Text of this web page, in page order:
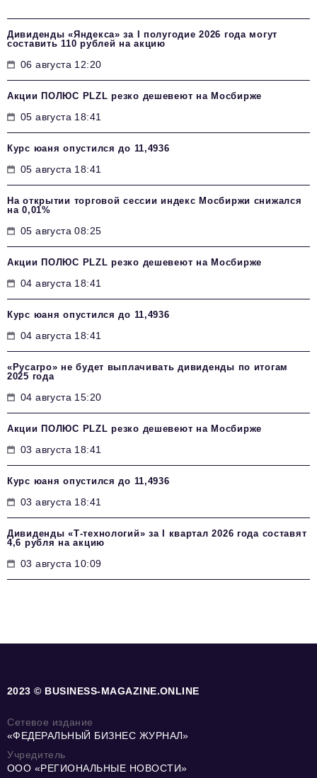
Дивиденды «Яндекса» за I полугодие 2026 года могут
составить 110 рублей на акцию
06 августа 12:20
Акции ПОЛЮС PLZL резко дешевеют на Мосбирже
05 августа 18:41
Курс юаня опустился до 11,4936
05 августа 18:41
На открытии торговой сессии индекс Мосбиржи снижался
на 0,01%
05 августа 08:25
Акции ПОЛЮС PLZL резко дешевеют на Мосбирже
04 августа 18:41
Курс юаня опустился до 11,4936
04 августа 18:41
«Русагро» не будет выплачивать дивиденды по итогам
2025 года
04 августа 15:20
Акции ПОЛЮС PLZL резко дешевеют на Мосбирже
03 августа 18:41
Курс юаня опустился до 11,4936
03 августа 18:41
Дивиденды «Т-технологий» за I квартал 2026 года составят
4,6 рубля на акцию
03 августа 10:09
2023 © BUSINESS-MAGAZINE.ONLINE
Сетевое издание
«ФЕДЕРАЛЬНЫЙ БИЗНЕС ЖУРНАЛ»
Учредитель
ООО «РЕГИОНАЛЬНЫЕ НОВОСТИ»